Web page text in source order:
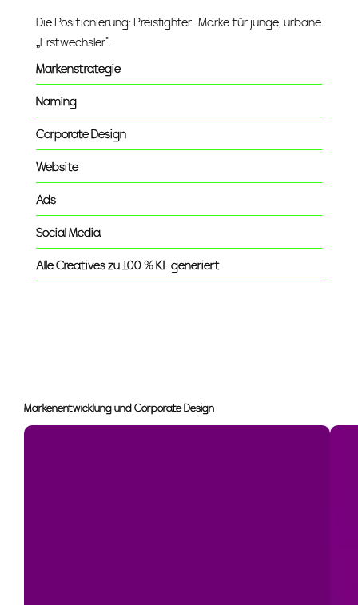
Die Positionierung: Preisfighter-Marke für junge, urbane
„Erstwechsler".
Markenstrategie
Naming
Corporate Design
Website
Ads
Social Media
Alle Creatives zu 100 % KI-generiert
Markenentwicklung und Corporate Design